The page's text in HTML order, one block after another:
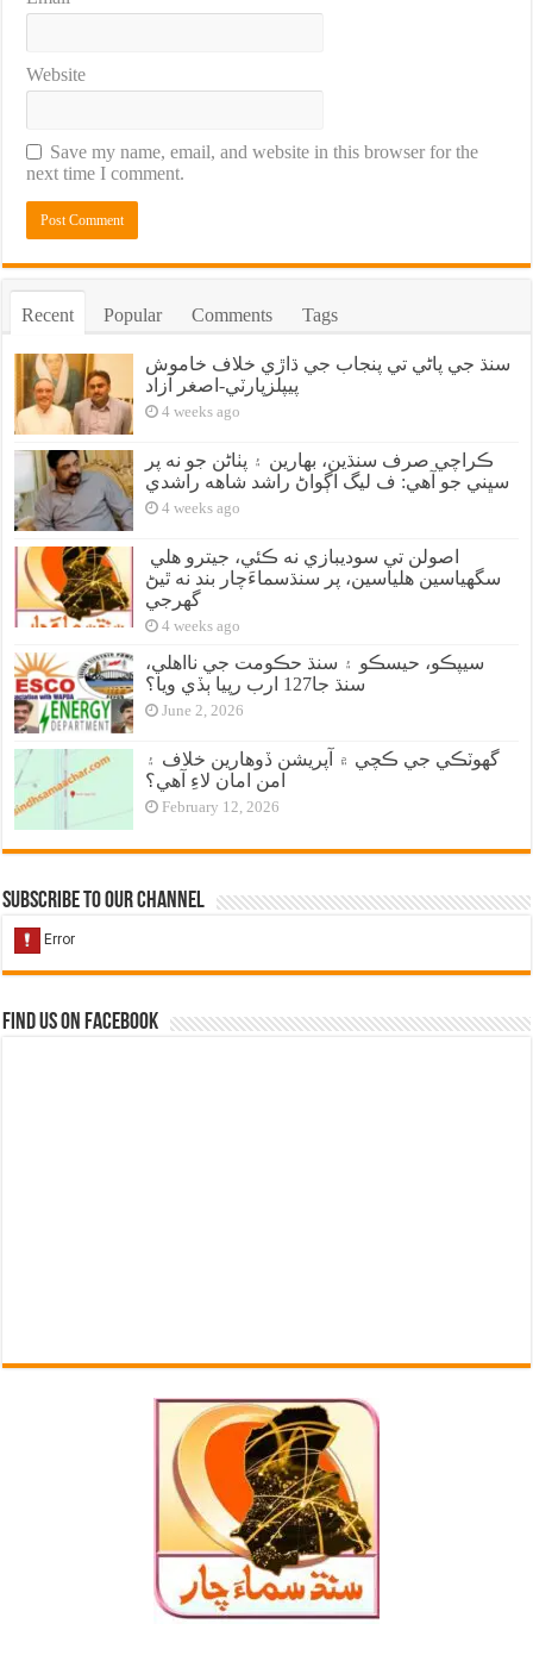
Website
Save my name, email, and website in this browser for the
next time I comment.
Recent Popular Comments Tags
سنڌ جي پاڻي تي پنجاب جي ڌاڙي خلاف خاموش
پيپلزپارٽي-اصغر آزاد
4 weeks ago
ڪراچي صرف سنڌين، بهارين ۽ پٺاڻن جو نه پر
سڀني جو آهي: ف ليگ اڳواڻ راشد شاهه راشدي
4 weeks ago
سگهياسين هلياسين، پر سنڌسماءَچار بند نه ٿيڻ
گهرجي
4 weeks ago
سيپڪو، حيسڪو ۽ سنڌ حڪومت جي نااهلي،
سنڌ جا127 ارب رپيا ٻڏي ويا؟
June 2, 2026
گهوٽڪي جي ڪچي ۾ آپريشن ڏوهارين خلاف ۽
امن امان لاءِ آهي؟
February 12, 2026
Subscribe to our Channel
Find us on Facebook